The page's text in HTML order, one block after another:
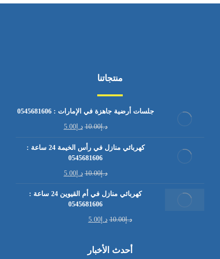
منتجاتنا
جلسات أرضية جاهزة في الإمارات : 0545681606
د.إ10.00 د.إ5.00
كهربائي منازل في رأس الخيمة 24 ساعة :
0545681606
د.إ10.00 د.إ5.00
كهربائي منازل في أم القيوين 24 ساعة :
0545681606
د.إ10.00 د.إ5.00
أحدث الأخبار